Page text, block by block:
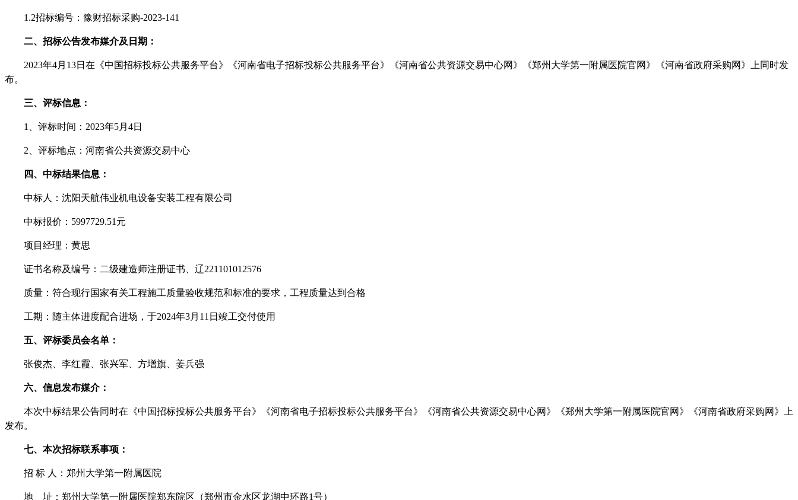
1.2招标编号： 豫财招标采购-2023-141
二、招标公告发布媒介及日期：
2023年4月 13日在《中国招标投标公共服务平台》《河南省电子招标投标公共服务平台》《河南省公共资源交易中心网》《郑州大学第一附属医院官网》 《河南省政府采购网 》
上同时发
布。
三、评标信息：
1、评标时间：2023年5月 4日
2、评标地点： 河南省公共资源交易中心
四、中标结果信息：
中标人：沈阳天航伟业机电设备安装工程有限公司
中标报价 ： 5997729.51 元
项目经理：黄思
证书名称及编号： 二级建造师注册证书、辽221101012576
质量：符合现行国家有关工程施工质量验收规范和标准的要求，工程质量达到合格
工期：随主体进度配合进场，于2024年3月11日竣工交付使用
五、 评标委员会名单：
张俊杰、李红霞、张兴军、方增旗、姜兵强
六、 信息发布媒介：
本次中标结果公告同时在《中国招标投标公共服务平台》《河南省电子招标投标公共服务平台》《河南省公共资源交易中心网》《郑州大学第一附属医院官网》 《河南省政府采购网 》
上
发布。
七、本次招标联系事项：
招 标 人： 郑州大学第一附属医院
地 址：郑州大学第一附属医院郑东院区（郑州市金水区龙湖中环路1号）